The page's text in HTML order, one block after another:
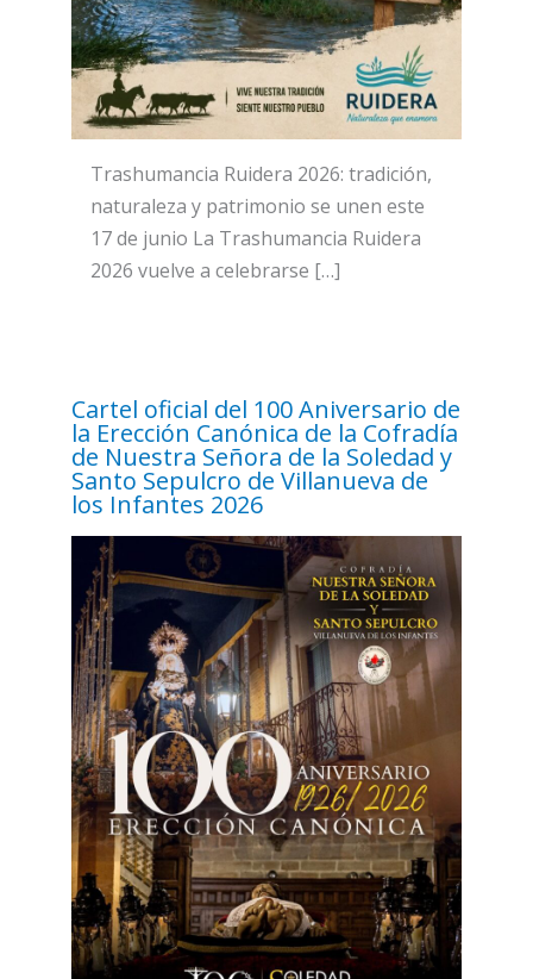
Trashumancia Ruidera 2026: tradición,
naturaleza y patrimonio se unen este
17 de junio La Trashumancia Ruidera
2026 vuelve a celebrarse […]
Cartel oficial del 100 Aniversario de
la Erección Canónica de la Cofradía
de Nuestra Señora de la Soledad y
Santo Sepulcro de Villanueva de
los Infantes 2026